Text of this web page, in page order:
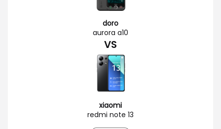
doro
aurora a10
VS
xiaomi
redmi note 13